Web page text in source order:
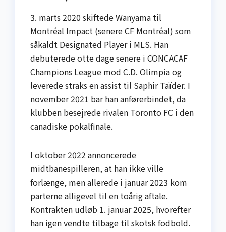
3. marts 2020 skiftede Wanyama til
Montréal Impact (senere CF Montréal) som
såkaldt Designated Player i MLS. Han
debuterede otte dage senere i CONCACAF
Champions League mod C.D. Olimpia og
leverede straks en assist til Saphir Taïder. I
november 2021 bar han anførerbindet, da
klubben besejrede rivalen Toronto FC i den
canadiske pokalfinale.
I oktober 2022 annoncerede
midtbanespilleren, at han ikke ville
forlænge, men allerede i januar 2023 kom
parterne alligevel til en toårig aftale.
Kontrakten udløb 1. januar 2025, hvorefter
han igen vendte tilbage til skotsk fodbold.